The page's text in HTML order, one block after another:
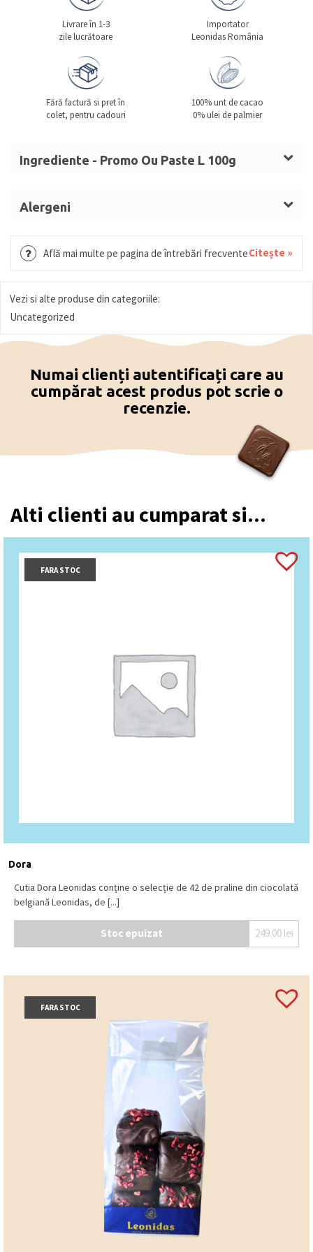
Livrare în 1-3
zile lucrătoare
Importator
Leonidas România
Fără factură si pret în
colet, pentru cadouri
100% unt de cacao
0% ulei de palmier
Ingrediente - Promo Ou Paste L 100g
cacao, emulgator (lecitină de
Alergeni
Află mai multe pe pagina de întrebări frecventeCitește »
Vezi si alte produse din categoriile:
Uncategorized
Numai clienți autentificați care au
cumpărat acest produs pot scrie o
recenzie.
Alti clienti au cumparat si...
FARA STOC
Dora
Cutia Dora Leonidas conține o selecție de 42 de praline din ciocolată
belgiană Leonidas, de [...]
Stoc epuizat 249.00 lei
FARA STOC